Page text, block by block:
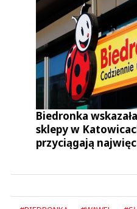
Biedronka
sklepy w
przyciągają